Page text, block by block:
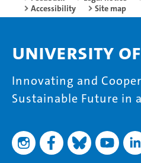
Accessibility
Site map
University
Innovating and
Sustainable Future in